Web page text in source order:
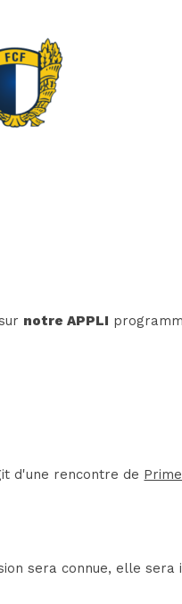
notre APPLI
d'une rencontre de
sera connue, elle sera